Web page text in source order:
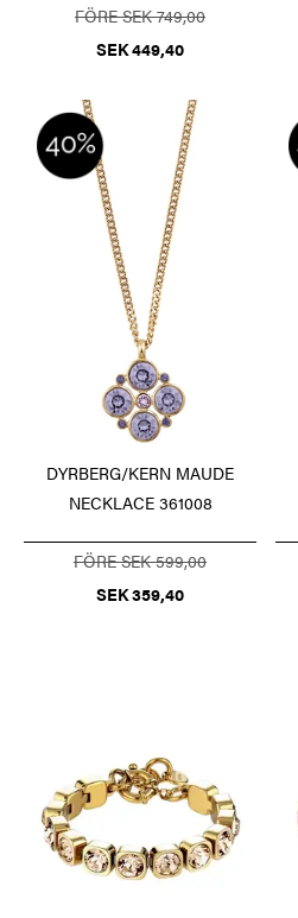
FÖRE SEK 749,00
SEK 449,40
DYRBERG/KERN MAUDE
NECKLACE 361008
FÖRE SEK 599,00
SEK 359,40